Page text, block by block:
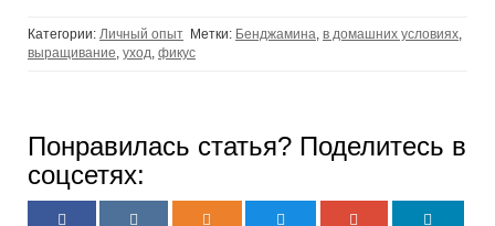
Категории: Личный опыт Метки: Бенджамина в домашних условиях
выращивание уход фикус
Понравилась статья? Поделитесь в
соцсетях: